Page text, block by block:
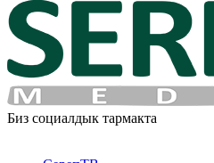
Биз социалдык тармакта